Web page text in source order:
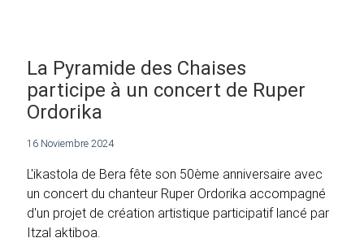
La Pyramide des Chaises
participe à un concert de Ruper
Ordorika
16 Noviembre 2024
L'ikastola de Bera fête son 50ème anniversaire avec
un concert du chanteur Ruper Ordorika accompagné
d'un projet de création artistique participatif lancé par
Itzal aktiboa.